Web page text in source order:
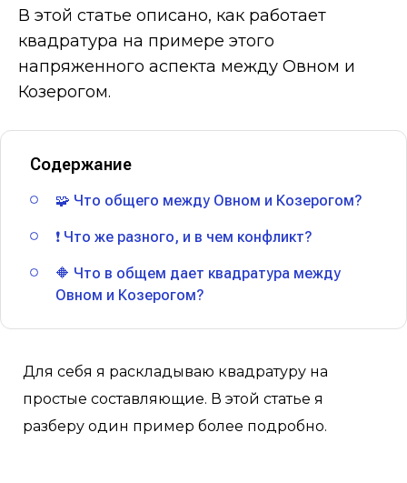
В этой статье описано, как работает
квадратура на примере этого
напряженного аспекта между Овном и
Козерогом.
Содержание
🧩 Что общего между Овном и Козерогом?
❗ Что же разного, и в чем конфликт?
🔶 Что в общем дает квадратура между
Овном и Козерогом?
Для себя я раскладываю квадратуру на
простые составляющие. В этой статье я
разберу один пример более подробно.